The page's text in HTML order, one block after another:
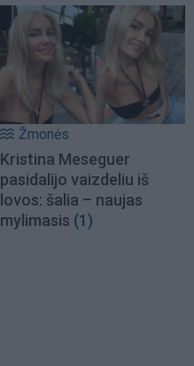
Žmonės
Kristina Meseguer
pasidalijo vaizdeliu iš
lovos: šalia – naujas
mylimasis (1)